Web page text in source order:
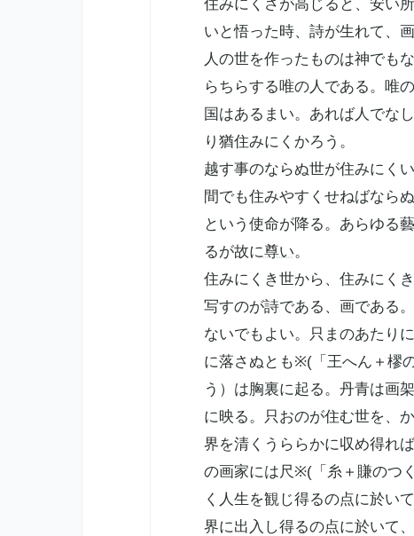
住みにくさが高じると、安い
いと悟った時、詩が生れて、画
人の世を作ったものは神でも
らちらする唯の人である。唯
国はあるまい。あれば人でな
り猶住みにくかろう。
越す事のならぬ世が住みにく
間でも住みやすくせねばなら
という使命が降る。あらゆる
るが故に尊い。
住みにくき世から、住みにく
写すのが詩である、画である
ないでもよい。只まのあたり
に落さぬとも※(「王へん＋樛
う）は胸裏に起る。丹青は画
に映る。只おのが住む世を、
界を清くうららかに収め得れ
の画家には尺※(「糸＋賺のつ
く人生を観じ得るの点に於い
界に出入し得るの点に於いて